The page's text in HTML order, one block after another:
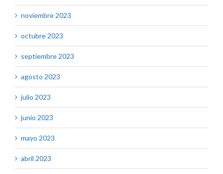
noviembre 2023
octubre 2023
septiembre 2023
agosto 2023
julio 2023
junio 2023
mayo 2023
abril 2023